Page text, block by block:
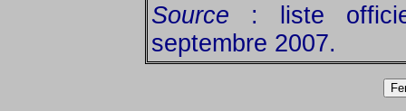
Source : liste
septembre 2007.